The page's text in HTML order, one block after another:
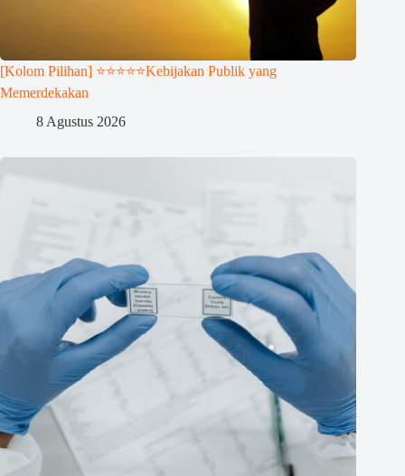
[Kolom Pilihan] ⭐⭐⭐⭐⭐Kebijakan Publik yang
Memerdekakan
8 Agustus 2026